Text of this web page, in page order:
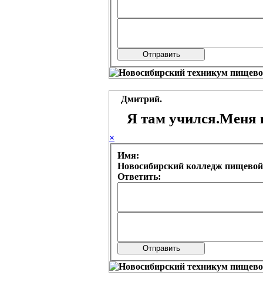
Дмитрий.
Я там учился.Меня
×
Имя:
Новосибирский колледж
Ответить: